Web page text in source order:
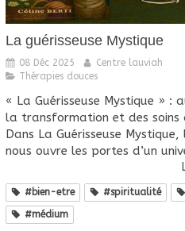
La guérisseuse Mystique
08 Déc 2025
Centre lauviah
Thérapies douces
« La Guérisseuse Mystique » :
la transformation et des soins
Dans La Guérisseuse Mystique,
nous ouvre les portes d’un
#bien-etre #spiritualité
#médium